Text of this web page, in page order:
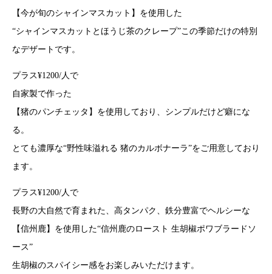
【今が旬のシャインマスカット】を使用した
“シャインマスカットとほうじ茶のクレープ”この季節だけの特別
なデザートです。
プラス¥1200/人で
自家製で作った
【猪のパンチェッタ】を使用しており、シンプルだけど癖にな
る。
とても濃厚な“野性味溢れる 猪のカルボナーラ”をご用意しており
ます。
プラス¥1200/人で
長野の大自然で育まれた、高タンパク、鉄分豊富でヘルシーな
【信州鹿】を使用した“信州鹿のロースト 生胡椒ポワブラードソ
ース”
生胡椒のスパイシー感をお楽しみいただけます。